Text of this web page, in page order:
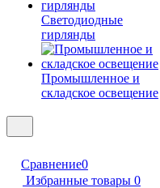
Светодиодные
гирлянды
Промышленное и
складское освещение
Сравнение0
Избранные товары 0